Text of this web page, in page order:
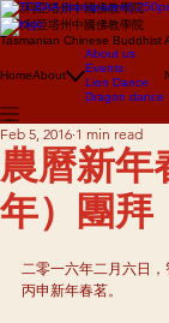
澳大利亞塔州中國佛教學院
澳大利亞塔州中國佛教學院
Tasmanian Chinese Buddhist
HomeAbout
About us
Events
Lion Dance
Dragon dance
農曆新
年）團拜
Feb 5, 2016 1 min read
二零一六年二月六日
丙申新年春茗。